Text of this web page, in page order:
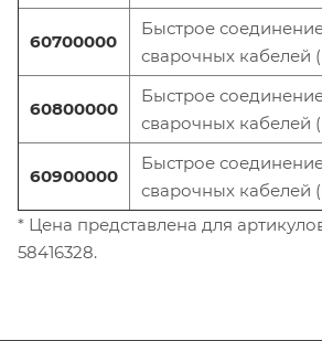
60700000
Быстрое
сварочных кабелей
60800000
Быстрое
сварочных кабелей
60900000
Быстрое
сварочных кабелей
* Цена представлена для
58416328.